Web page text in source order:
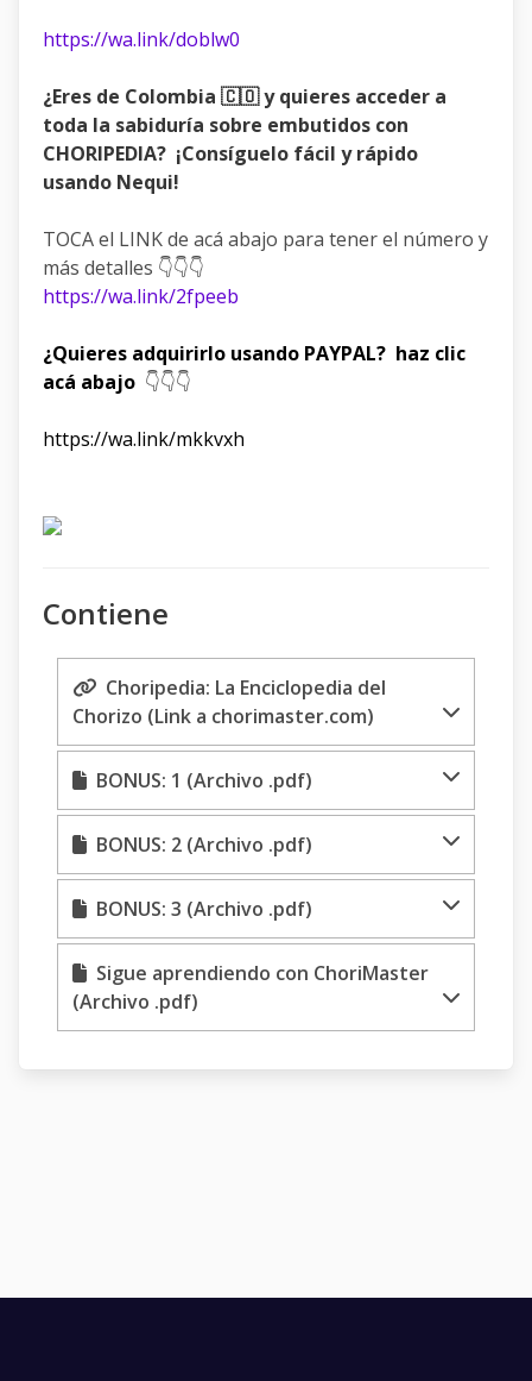
https://wa.link/doblw0
¿Eres de Colombia 🇨🇴 y quieres acceder a
toda la sabiduría sobre embutidos con
CHORIPEDIA? ¡Consíguelo fácil y rápido
usando Nequi!
TOCA el LINK de acá abajo para tener el número y
más detalles 👇👇👇
https://wa.link/2fpeeb
¿Quieres adquirirlo usando PAYPAL? haz clic
acá abajo 👇👇👇
https://wa.link/mkkvxh
Contiene
Choripedia: La Enciclopedia del
Chorizo (Link a chorimaster.com)
BONUS: 1 (Archivo .pdf)
BONUS: 2 (Archivo .pdf)
BONUS: 3 (Archivo .pdf)
Sigue aprendiendo con ChoriMaster
(Archivo .pdf)